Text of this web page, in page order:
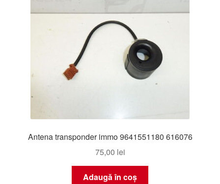
Antena transponder immo 9641551180 616076
75,00 lei
Adaugă în coș